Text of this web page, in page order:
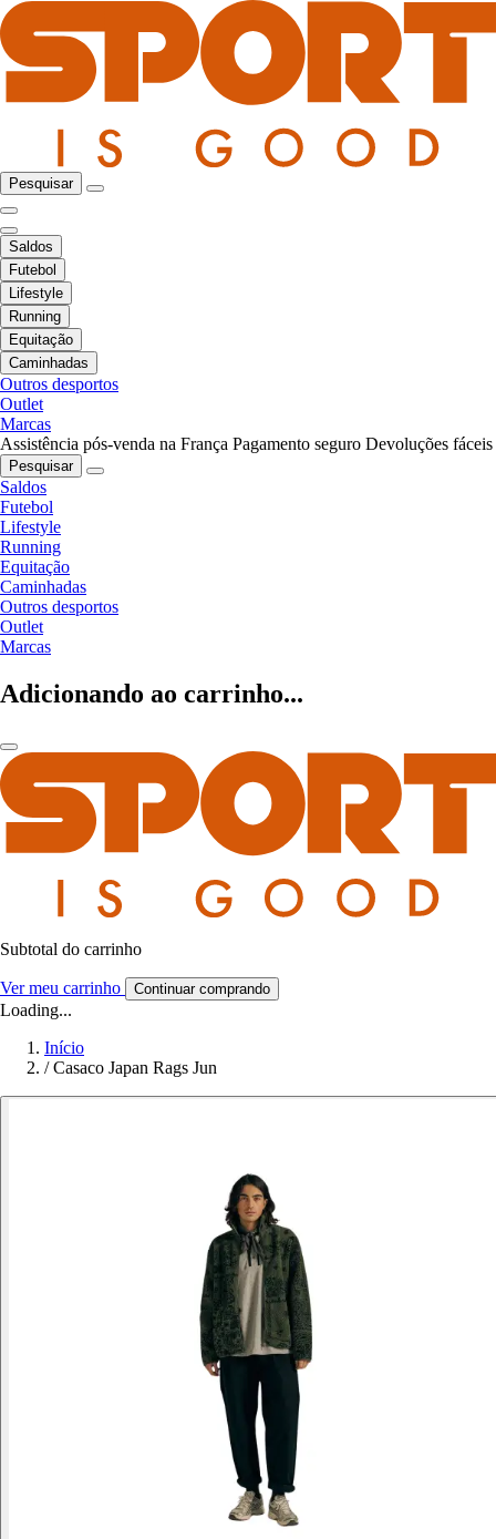
Pesquisar
Saldos
Futebol
Lifestyle
Running
Equitação
Caminhadas
Outros desportos
Outlet
Marcas
Assistência pós-venda na França Pagamento seguro Devoluções fáceis
Pesquisar
Saldos
Futebol
Lifestyle
Running
Equitação
Caminhadas
Outros desportos
Outlet
Marcas
Adicionando ao carrinho...
Subtotal do carrinho
Ver meu carrinho Continuar comprando
Loading...
Início
/ Casaco Japan Rags Jun